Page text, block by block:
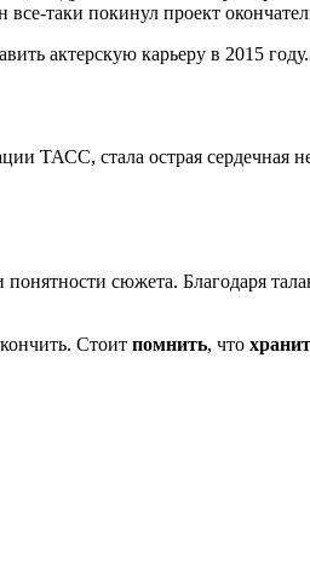
таки покинул проект
актерскую карьеру в 2015 году.
ТАСС, стала острая сердечная
понятности сюжета. Благодаря
Стоит помнить, что